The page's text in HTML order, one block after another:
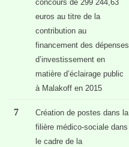
concours de 299 244,63
euros au titre de la
contribution au
financement des dépenses
d’investissement en
matière d’éclairage public
à Malakoff en 2015
7
Création de postes dans la
filière médico-sociale dans
le cadre de la